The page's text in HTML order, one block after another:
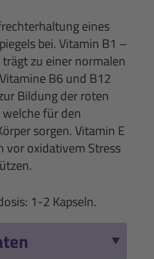
eines
bei. Vitamin B1 –
zu einer normalen
B6 und B12
Bildung der roten
für den
sorgen. Vitamin E
vor oxidativem Stress
1-2 Kapseln.